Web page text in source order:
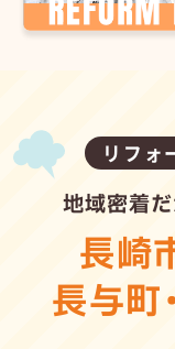
リフォ
地域密着
長崎
長与町